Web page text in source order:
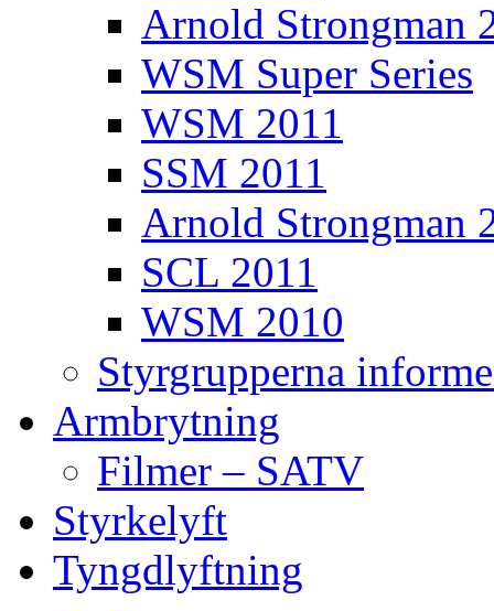
Arnold Strongman
WSM Super Series
WSM 2011
SSM 2011
Arnold Strongman
SCL 2011
WSM 2010
Styrgrupperna
Armbrytning
Filmer – SATV
Styrkelyft
Tyngdlyftning